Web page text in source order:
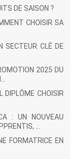
DE SAISON ?
CHOISIR SA
SECTEUR CLÉ DE
2025 DU
DIPLÔME CHOISIR
: UN NOUVEAU
...
FORMATRICE EN